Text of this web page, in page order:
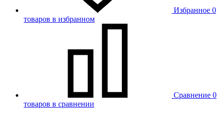
Избранное 0
товаров в избранном
Сравнение 0
товаров в сравнении